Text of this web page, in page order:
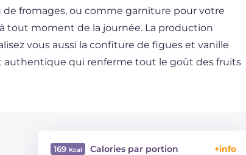
fromages, ou comme garniture pour votre
tout moment de la journée. La production
vous aussi la confiture de figues et vanille
authentique qui renferme tout le goût des fruits
169 Calories par portion